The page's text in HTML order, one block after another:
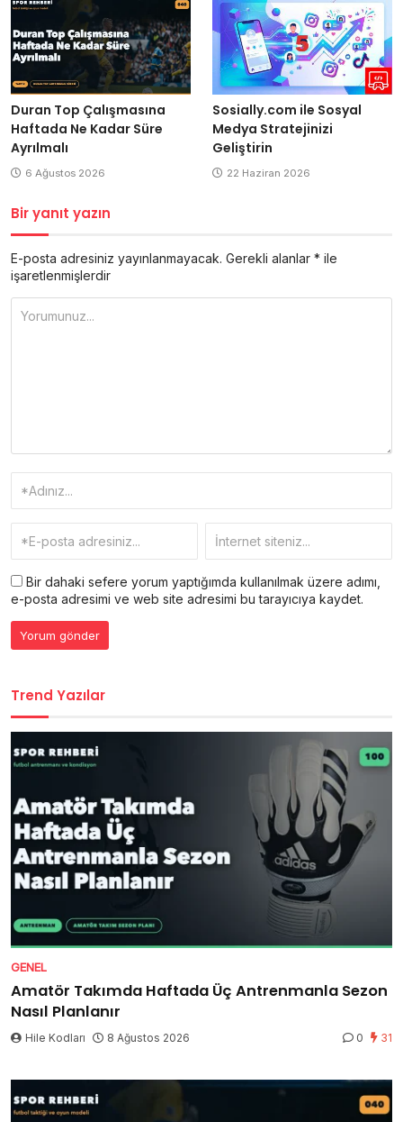
Duran Top Çalışmasına
Haftada Ne Kadar Süre
Ayrılmalı
6 Ağustos 2026
Sosially.com ile Sosyal
Medya Stratejinizi
Geliştirin
22 Haziran 2026
Bir yanıt yazın
E-posta adresiniz yayınlanmayacak. Gerekli alanlar * ile
işaretlenmişlerdir
Bir dahaki sefere yorum yaptığımda kullanılmak üzere adımı,
e-posta adresimi ve web site adresimi bu tarayıcıya kaydet.
Trend Yazılar
GENEL
Amatör Takımda Haftada Üç Antrenmanla Sezon
Nasıl Planlanır
Hile Kodları 8 Ağustos 2026 0 31